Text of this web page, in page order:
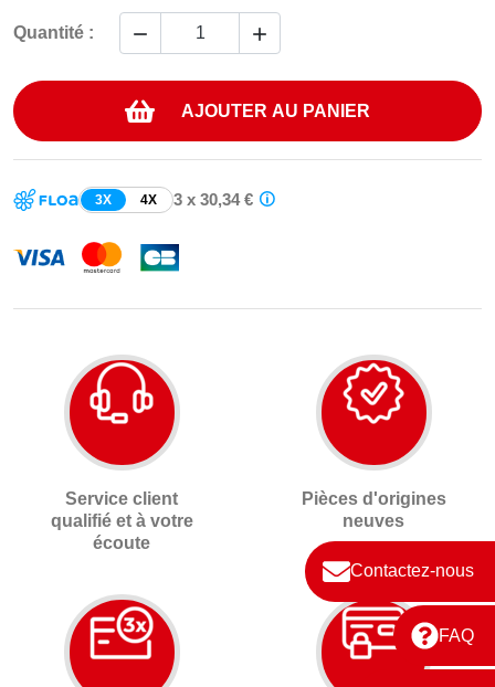
Contactez-nous
FAQ
Quantité :  
AJOUTER AU PANIER
3X 4X 3 x 30,34 €
Service client
qualifié et à votre
écoute
Pièces d'origines
neuves